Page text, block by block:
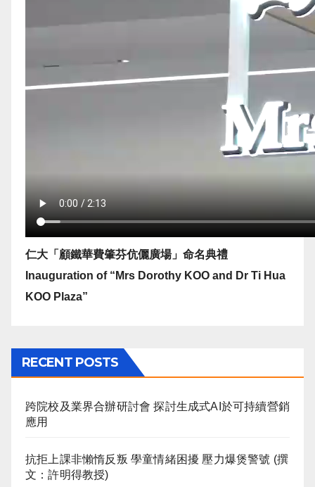
仁大「顧鐵華費肇芬伉儷廣場」命名典禮
Inauguration of “Mrs Dorothy KOO and Dr Ti Hua
KOO Plaza”
RECENT POSTS
跨院校及業界合辦研討會 探討生成式AI於可持續營銷
應用
抗拒上課非懶惰反叛 學童情緒困擾 壓力爆煲警號 (撰
文：許明得教授)